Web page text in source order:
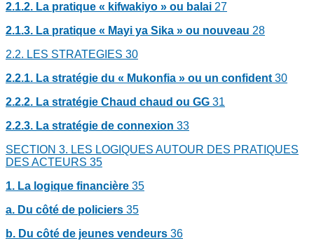
2.1.2. La pratique « kifwakiyo » ou balai 27
2.1.3. La pratique « Mayi ya Sika » ou nouveau 28
2.2. LES STRATEGIES 30
2.2.1. La stratégie du « Mukonfia » ou un confident 30
2.2.2. La stratégie Chaud chaud ou GG 31
2.2.3. La stratégie de connexion 33
SECTION 3. LES LOGIQUES AUTOUR DES PRATIQUES
DES ACTEURS 35
1. La logique financière 35
a. Du côté de policiers 35
b. Du côté de jeunes vendeurs 36